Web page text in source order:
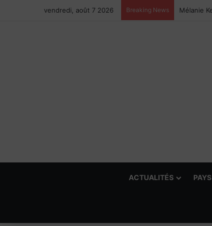
vendredi, août 7 2026 Breaking News
ACTUALITÉS PAYS